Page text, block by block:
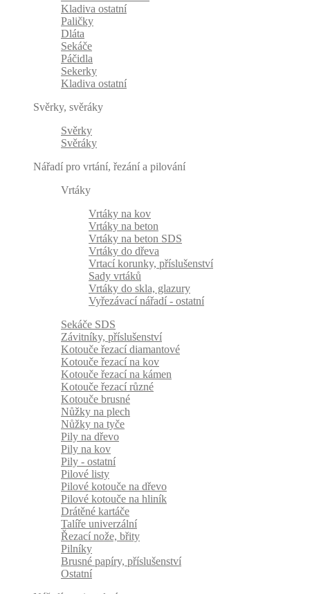
Kladiva ostatní
Paličky
Dláta
Sekáče
Páčidla
Sekerky
Kladiva ostatní
Svěrky, svěráky
Svěrky
Svěráky
Nářadí pro vrtání, řezání a pilování
Vrtáky
Vrtáky na kov
Vrtáky na beton
Vrtáky na beton SDS
Vrtáky do dřeva
Vrtací korunky, příslušenství
Sady vrtáků
Vrtáky do skla, glazury
Vyřezávací nářadí - ostatní
Sekáče SDS
Závitníky, příslušenství
Kotouče řezací diamantové
Kotouče řezací na kov
Kotouče řezací na kámen
Kotouče řezací různé
Kotouče brusné
Nůžky na plech
Nůžky na tyče
Pily na dřevo
Pily na kov
Pily - ostatní
Pilové listy
Pilové kotouče na dřevo
Pilové kotouče na hliník
Drátěné kartáče
Talíře univerzální
Řezací nože, břity
Pilníky
Brusné papíry, příslušenství
Ostatní